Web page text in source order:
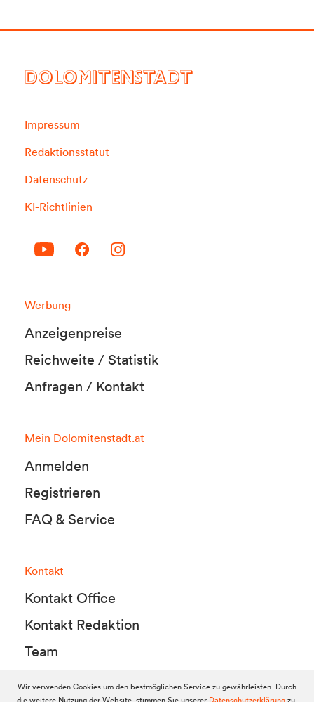
DOLOMITENSTADT
Impressum
Redaktionsstatut
Datenschutz
KI-Richtlinien
Werbung
Anzeigenpreise
Reichweite / Statistik
Anfragen / Kontakt
Mein Dolomitenstadt.at
Anmelden
Registrieren
FAQ & Service
Kontakt
Kontakt Office
Kontakt Redaktion
Team
Wir verwenden Cookies um den bestmöglichen Service zu gewährleisten. Durch